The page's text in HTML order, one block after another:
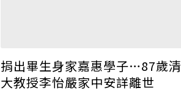
捐出畢生身家嘉惠學子…87歲清
大教授李怡嚴家中安詳離世